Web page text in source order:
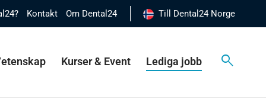
Kontakt Om Dental24 Till Dental24 Norge
Kurser & Event Lediga jobb